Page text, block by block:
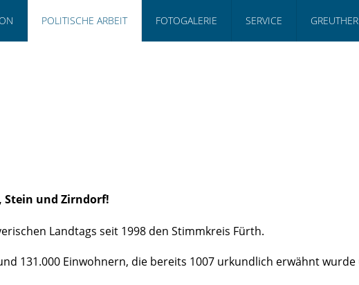
POLITISCHE ARBEIT FOTOGALERIE SERVICE
Stein und Zirndorf!
Landtags seit 1998 den Stimmkreis Fürth.
131.000 Einwohnern, die bereits 1007 urkundlich erwähnt